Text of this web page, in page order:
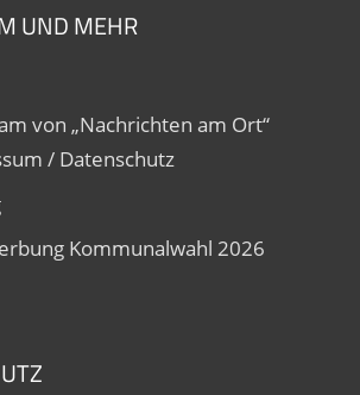
UND MEHR
von „Nachrichten am Ort“
/ Datenschutz
Kommunalwahl 2026